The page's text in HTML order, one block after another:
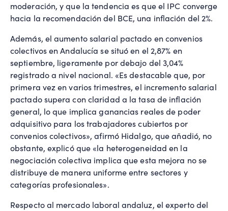
moderación, y que la tendencia es que el IPC converge
hacia la recomendación del BCE, una inflación del 2%.
Además, el aumento salarial pactado en convenios
colectivos en Andalucía se situó en el 2,87% en
septiembre, ligeramente por debajo del 3,04%
registrado a nivel nacional. «Es destacable que, por
primera vez en varios trimestres, el incremento salarial
pactado supera con claridad a la tasa de inflación
general, lo que implica ganancias reales de poder
adquisitivo para los trabajadores cubiertos por
convenios colectivos», afirmó Hidalgo, que añadió, no
obstante, explicó que «la heterogeneidad en la
negociación colectiva implica que esta mejora no se
distribuye de manera uniforme entre sectores y
categorías profesionales».
Respecto al mercado laboral andaluz, el experto del